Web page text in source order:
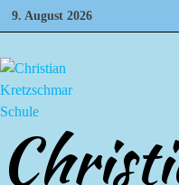
Zum
Inhalt
9. August 2026